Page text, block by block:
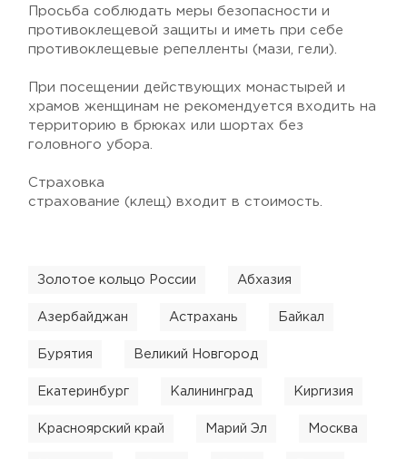
Просьба соблюдать меры безопасности и
противоклещевой защиты и иметь при себе
противоклещевые репелленты (мази, гели).
При посещении действующих монастырей и
храмов женщинам не рекомендуется входить на
территорию в брюках или шортах без
головного убора.
Страховка
страхование (клещ) входит в стоимость.
Золотое кольцо России Абхазия
Азербайджан Астрахань Байкал
Бурятия Великий Новгород
Екатеринбург Калининград Киргизия
Красноярский край Марий Эл Москва